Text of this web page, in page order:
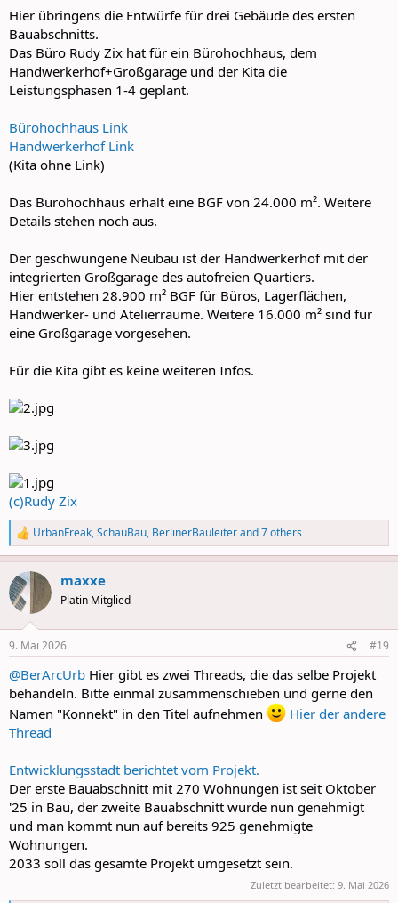
Hier übringens die Entwürfe für drei Gebäude des ersten
Bauabschnitts.
Das Büro Rudy Zix hat für ein Bürohochhaus, dem
Handwerkerhof+Großgarage und der Kita die
Leistungsphasen 1-4 geplant.
Bürohochhaus Link
Handwerkerhof Link
(Kita ohne Link)
Das Bürohochhaus erhält eine BGF von 24.000 m². Weitere
Details stehen noch aus.
Der geschwungene Neubau ist der Handwerkerhof mit der
integrierten Großgarage des autofreien Quartiers.
Hier entstehen 28.900 m² BGF für Büros, Lagerflächen,
Handwerker- und Atelierräume. Weitere 16.000 m² sind für
eine Großgarage vorgesehen.
Für die Kita gibt es keine weiteren Infos.
(c)Rudy Zix
R
e
a
c
t
i
s
UrbanFreak,SchauBau, BerlinerBauleiterand 7 others
maxxe
Platin Mitglied
9. Mai 2026 #19
@BerArcUrb Hier gibt es zwei Threads, die das selbe Projekt
behandeln. Bitte einmal zusammenschieben und gerne den
Namen "Konnekt" in den Titel aufnehmen
Hier der andere
Thread
Entwicklungsstadt berichtet vom Projekt.
Der erste Bauabschnitt mit 270 Wohnungen ist seit Oktober
'25 in Bau, der zweite Bauabschnitt wurde nun genehmigt
und man kommt nun auf bereits 925 genehmigte
Wohnungen.
2033 soll das gesamte Projekt umgesetzt sein.
Zuletzt bearbeitet: 9. Mai 2026